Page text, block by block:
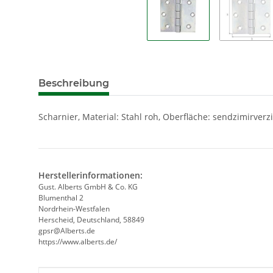
Beschreibung
Scharnier, Material: Stahl roh, Oberfläche:
Herstellerinformationen:
Gust. Alberts GmbH & Co. KG
Blumenthal 2
Nordrhein-Westfalen
Herscheid, Deutschland, 58849
gpsr@Alberts.de
https://www.alberts.de/